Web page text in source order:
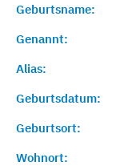
Geburtsname:
Genannt:
Alias:
Geburtsdatum:
Geburtsort:
Wohnort: